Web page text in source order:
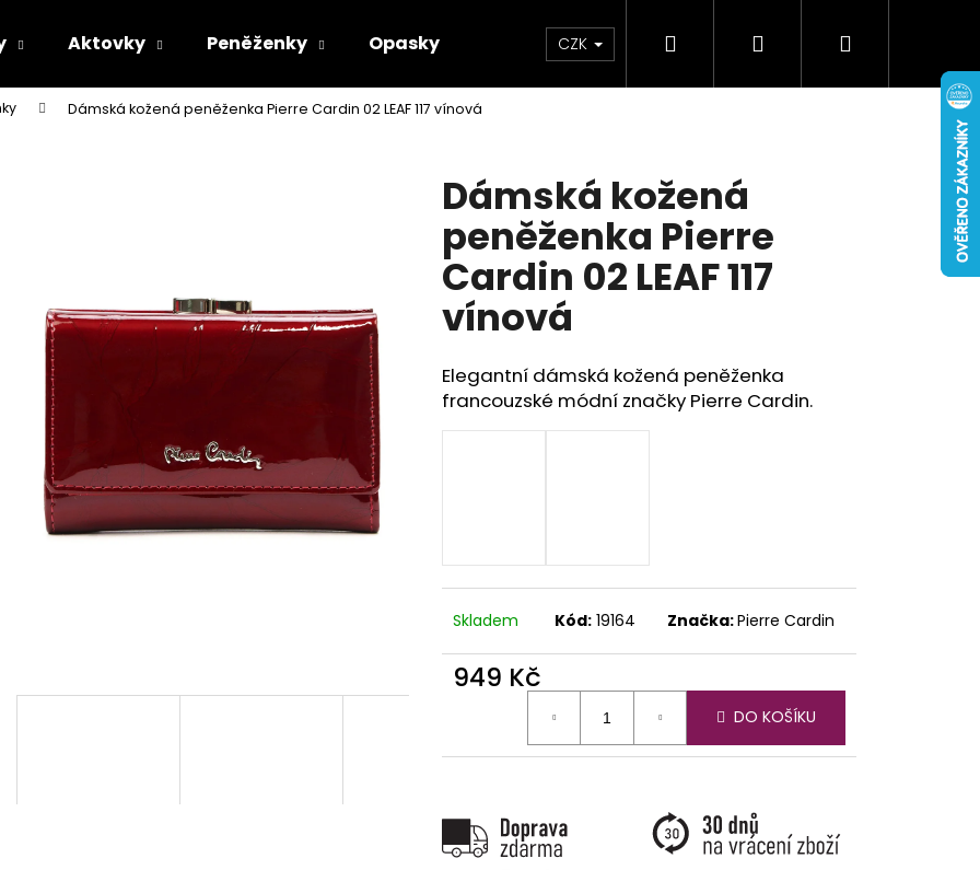
Aktovky Peněženky Opasky Doplňky Novinky
CZK Hledat PřihlášeníNákupní
Dámská kožená peněženka Pierre Cardin 02 LEAF 117 vínová
Dámská kožená
peněženka Pierre
Cardin 02 LEAF 117
vínová
Elegantní dámská kožená peněženka
francouzské módní značky Pierre Cardin.
Skladem Kód: 19164 Značka:Pierre Cardin
949 Kč
DO KOŠÍKU
Co potřebujete najít?
Doporučujeme